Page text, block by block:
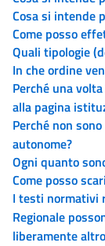
Cosa si intende
Come posso
Quali tipologie
In che ordine
Perché una
alla pagina
Perché non
autonome?
Ogni quanto
Come posso
I testi normativi
Regionale
liberamente